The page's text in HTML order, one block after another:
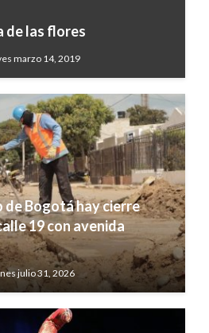
de las flores
marzo 14, 2019
Bogotá hay cierre
19 con avenida
julio 31, 2026